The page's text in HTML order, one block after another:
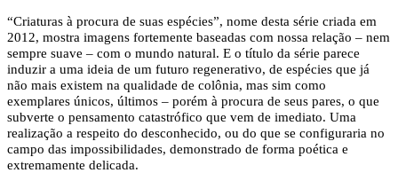
“Criaturas à procura de suas espécies”, nome desta série criada em
2012, mostra imagens fortemente baseadas com nossa relação – nem
sempre suave – com o mundo natural. E o título da série parece
induzir a uma ideia de um futuro regenerativo, de espécies que já
não mais existem na qualidade de colônia, mas sim como
exemplares únicos, últimos – porém à procura de seus pares, o que
subverte o pensamento catastrófico que vem de imediato. Uma
realização a respeito do desconhecido, ou do que se configuraria no
campo das impossibilidades, demonstrado de forma poética e
extremamente delicada.